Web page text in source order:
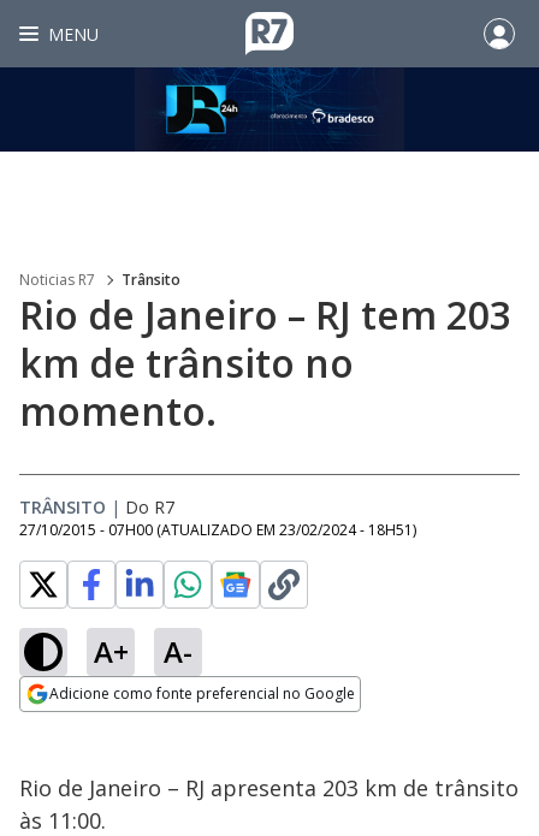
MENU
Noticias R7 Trânsito
Rio de Janeiro – RJ tem 203
km de trânsito no
momento.
TRÂNSITO | Do R7
27/10/2015 - 07H00 (ATUALIZADO EM 23/02/2024 - 18H51)
A+ A-
Adicione como fonte preferencial no Google
Rio de Janeiro – RJ apresenta 203 km de trânsito
às 11:00.